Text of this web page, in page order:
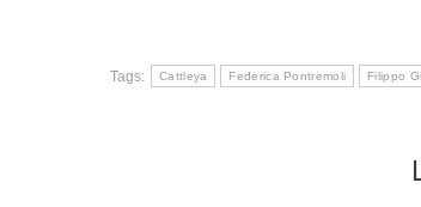
Tags: Cattleya Federica Pontremoli Filippo